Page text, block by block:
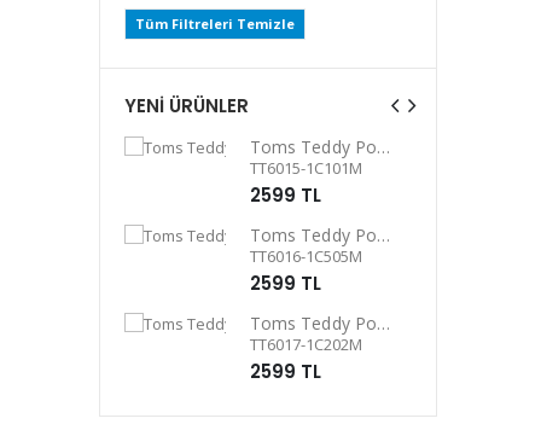
Tüm Filtreleri Temizle
YENİ ÜRÜNLER
Toms Teddy Polarize/UV Güneş Gözlüğü
TT6015-1C101M
2599 TL
Toms Teddy Polarize/UV Güneş Gözlüğü
TT6016-1C505M
2599 TL
Toms Teddy Polarize/UV Güneş Gözlüğü
TT6017-1C202M
2599 TL